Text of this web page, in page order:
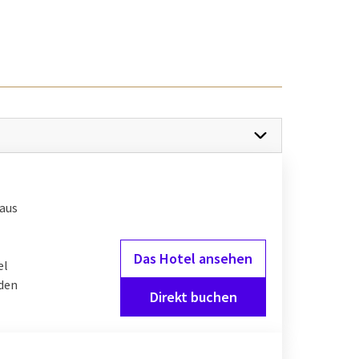
für Jung und Alt.
spezielle
ein
neben einer
Pool, erkunden Sie
Kind dazu
Das Hotel ansehen
Direkt buchen